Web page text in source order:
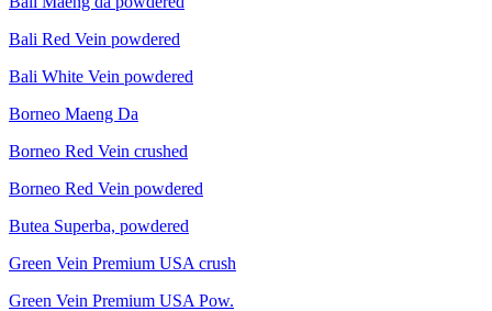
Bali Red Vein powdered
Bali White Vein powdered
Borneo Maeng Da
Borneo Red Vein crushed
Borneo Red Vein powdered
Butea Superba, powdered
Green Vein Premium USA crush
Green Vein Premium USA Pow.